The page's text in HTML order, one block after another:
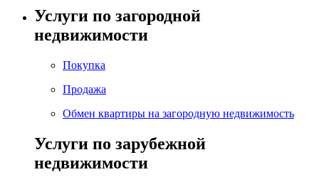
Услуги по загородной
недвижимости
Покупка
Продажа
Обмен квартиры на загородную недвижимость
Услуги по зарубежной
недвижимости